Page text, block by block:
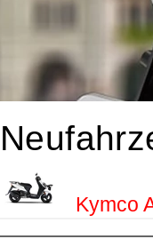
Kymco